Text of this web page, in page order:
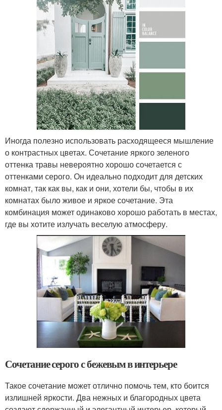
Иногда полезно использовать расходящееся мышление
о контрастных цветах. Сочетание яркого зеленого
оттенка травы невероятно хорошо сочетается с
оттенками серого. Он идеально подходит для детских
комнат, так как вы, как и они, хотели бы, чтобы в их
комнатах было живое и яркое сочетание. Эта
комбинация может одинаково хорошо работать в местах,
где вы хотите излучать веселую атмосферу.
Сочетание серого с бежевым в интерьере
Такое сочетание может отлично помочь тем, кто боится
излишней яркости. Два нежных и благородных цвета